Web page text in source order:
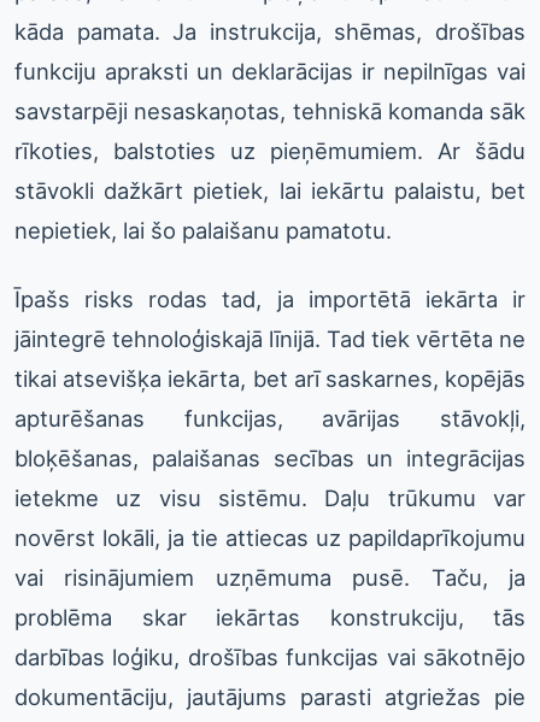
kāda pamata. Ja instrukcija, shēmas, drošības
funkciju apraksti un deklarācijas ir nepilnīgas vai
savstarpēji nesaskaņotas, tehniskā komanda sāk
rīkoties, balstoties uz pieņēmumiem. Ar šādu
stāvokli dažkārt pietiek, lai iekārtu palaistu, bet
nepietiek, lai šo palaišanu pamatotu.
Īpašs risks rodas tad, ja importētā iekārta ir
jāintegrē tehnoloģiskajā līnijā. Tad tiek vērtēta ne
tikai atsevišķa iekārta, bet arī saskarnes, kopējās
apturēšanas funkcijas, avārijas stāvokļi,
bloķēšanas, palaišanas secības un integrācijas
ietekme uz visu sistēmu. Daļu trūkumu var
novērst lokāli, ja tie attiecas uz papildaprīkojumu
vai risinājumiem uzņēmuma pusē. Taču, ja
problēma skar iekārtas konstrukciju, tās
darbības loģiku, drošības funkcijas vai sākotnējo
dokumentāciju, jautājums parasti atgriežas pie